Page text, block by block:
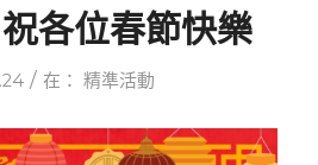
各位春節快樂
/ 在：精準活動